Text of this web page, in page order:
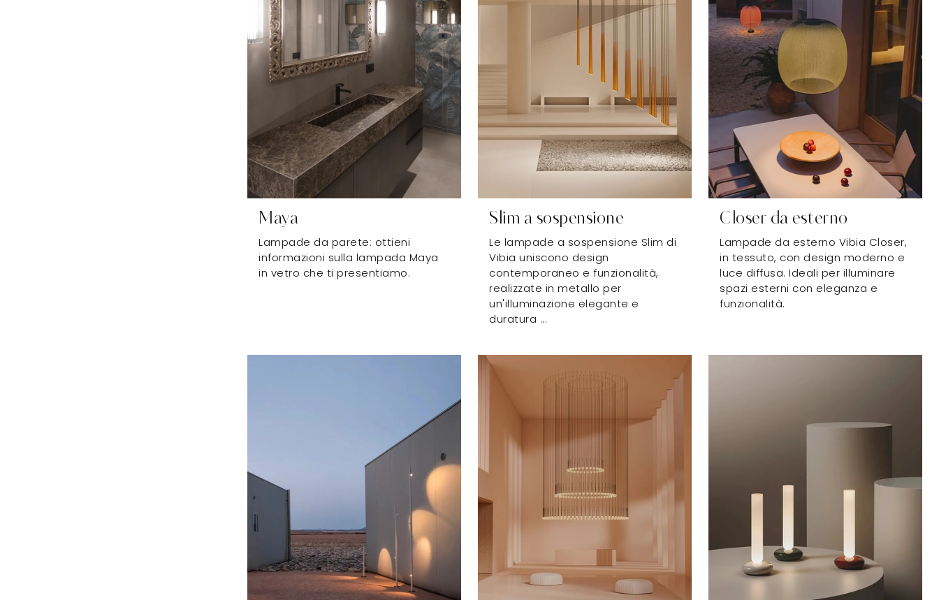
Maya
Lampade da parete: ottieni
informazioni sulla lampada Maya
in vetro che ti presentiamo.
Slim a sospensione
Le lampade a sospensione Slim di
Vibia uniscono design
contemporaneo e funzionalità,
realizzate in metallo per
un'illuminazione elegante e
duratura ...
Closer da esterno
Lampade da esterno Vibia Closer,
in tessuto, con design moderno e
luce diffusa. Ideali per illuminare
spazi esterni con eleganza e
funzionalità.